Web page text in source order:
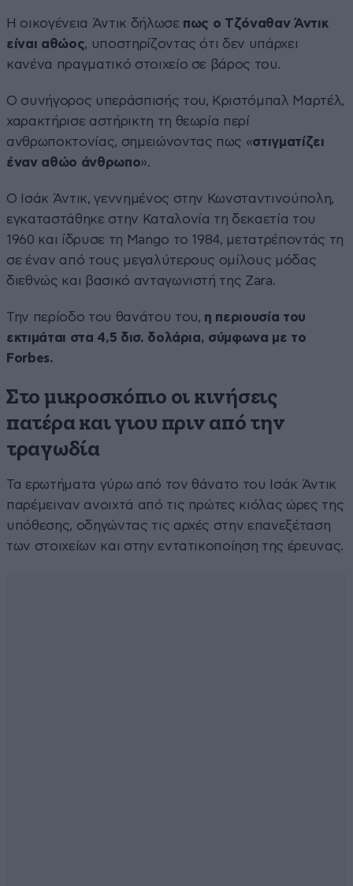
Η οικογένεια Άντικ δήλωσε πως ο Τζόναθαν Άντικ
είναι αθώος, υποστηρίζοντας ότι δεν υπάρχει
κανένα πραγματικό στοιχείο σε βάρος του.
Ο συνήγορος υπεράσπισής του, Κριστόμπαλ Μαρτέλ,
χαρακτήρισε αστήρικτη τη θεωρία περί
ανθρωποκτονίας, σημειώνοντας πως «στιγματίζει
έναν αθώο άνθρωπο».
Ο Ισάκ Άντικ, γεννημένος στην Κωνσταντινούπολη,
εγκαταστάθηκε στην Καταλονία τη δεκαετία του
1960 και ίδρυσε τη Mango το 1984, μετατρέποντάς τη
σε έναν από τους μεγαλύτερους ομίλους μόδας
διεθνώς και βασικό ανταγωνιστή της Zara.
Την περίοδο του θανάτου του, η περιουσία του
εκτιμάται στα 4,5 δισ. δολάρια, σύμφωνα με το
Forbes.
Στο μικροσκόπιο οι κινήσεις
πατέρα και γιου πριν από την
τραγωδία
Τα ερωτήματα γύρω από τον θάνατο του Ισάκ Άντικ
παρέμειναν ανοιχτά από τις πρώτες κιόλας ώρες της
υπόθεσης, οδηγώντας τις αρχές στην επανεξέταση
των στοιχείων και στην εντατικοποίηση της έρευνας.